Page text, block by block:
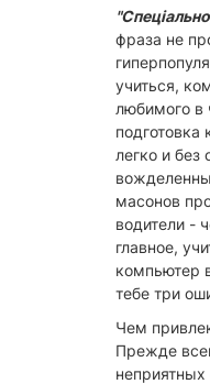
фраза не
учиться,
любимого в
подготовка
легко и без
масонов
водители -
главное,
компьютер
тебе три
Чем
Прежде
неприятных